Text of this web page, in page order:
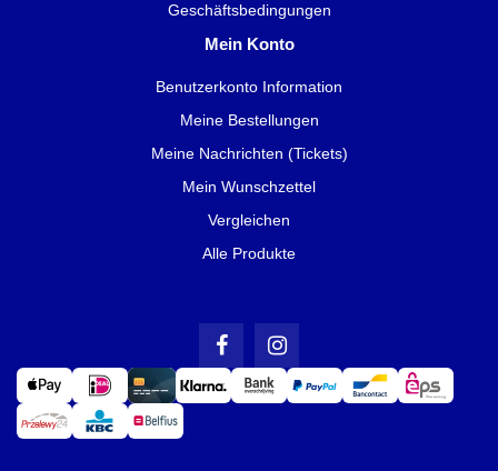
Geschäftsbedingungen
Mein Konto
Benutzerkonto Information
Meine Bestellungen
Meine Nachrichten (Tickets)
Mein Wunschzettel
Vergleichen
Alle Produkte